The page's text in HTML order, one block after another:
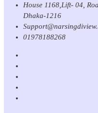
House 1168,Lift- 04,
Dhaka-1216
01978188268